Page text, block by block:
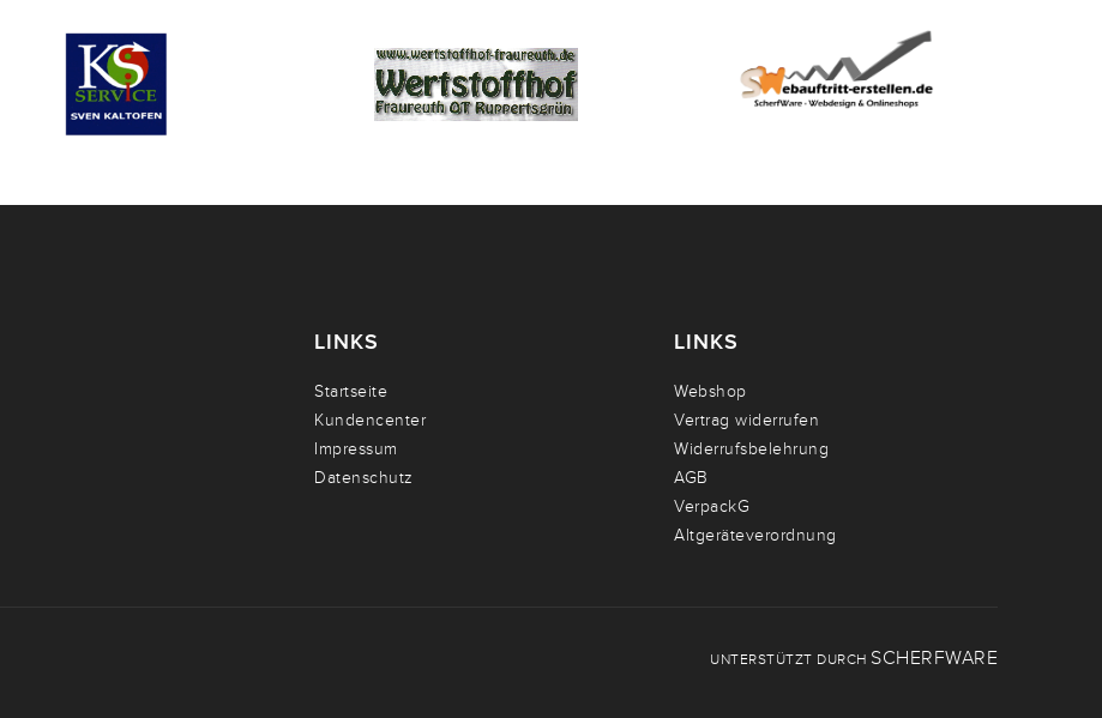
LINKS
Startseite
Kundencenter
Impressum
Datenschutz
LINKS
Webshop
Vertrag widerrufen
Widerrufsbelehrung
AGB
VerpackG
Altgeräteverordnung
UNTERSTÜTZT DURCH SCHERFWARE